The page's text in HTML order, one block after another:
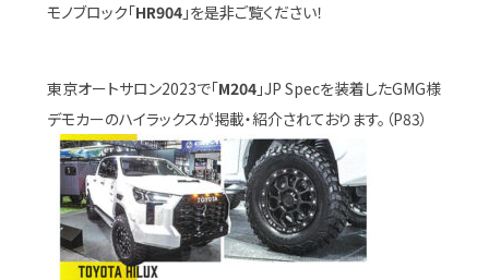
モノブロック「HR904」を是非ご覧ください！
東京オートサロン2023で「M204」JP Specを装着したGMG様
デモカーのハイラックスが掲載・紹介されております。（P83）